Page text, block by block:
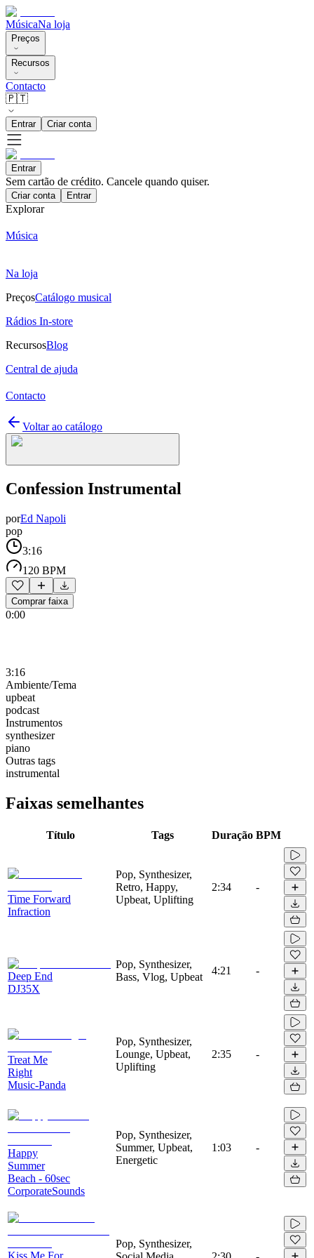
MúsicaNa loja
Preços
Recursos
Contacto
🇵🇹
Entrar Criar conta
Entrar
Sem cartão de crédito. Cancele quando quiser.
Criar conta Entrar
Explorar
Música
Na loja
PreçosCatálogo musical
Rádios In-store
RecursosBlog
Central de ajuda
Contacto
Voltar ao catálogo
Confession Instrumental
porEd Napoli
pop
3:16
120 BPM
Comprar faixa
0:00
3:16
Ambiente/Tema
upbeat
podcast
Instrumentos
synthesizer
piano
Outras tags
instrumental
Faixas semelhantes
Título Tags Duração BPM
Time Forward
Infraction
Pop, Synthesizer,
Retro, Happy,
Upbeat, Uplifting
2:34 -
Deep End
DJ35X
Pop, Synthesizer,
Bass, Vlog, Upbeat
4:21 -
Treat Me
Right
Music-Panda
Pop, Synthesizer,
Lounge, Upbeat,
Uplifting
2:35 -
Happy
Summer
Beach - 60sec
CorporateSounds
Pop, Synthesizer,
Summer, Upbeat,
Energetic
1:03 -
Kiss Me For
Pop, Synthesizer,